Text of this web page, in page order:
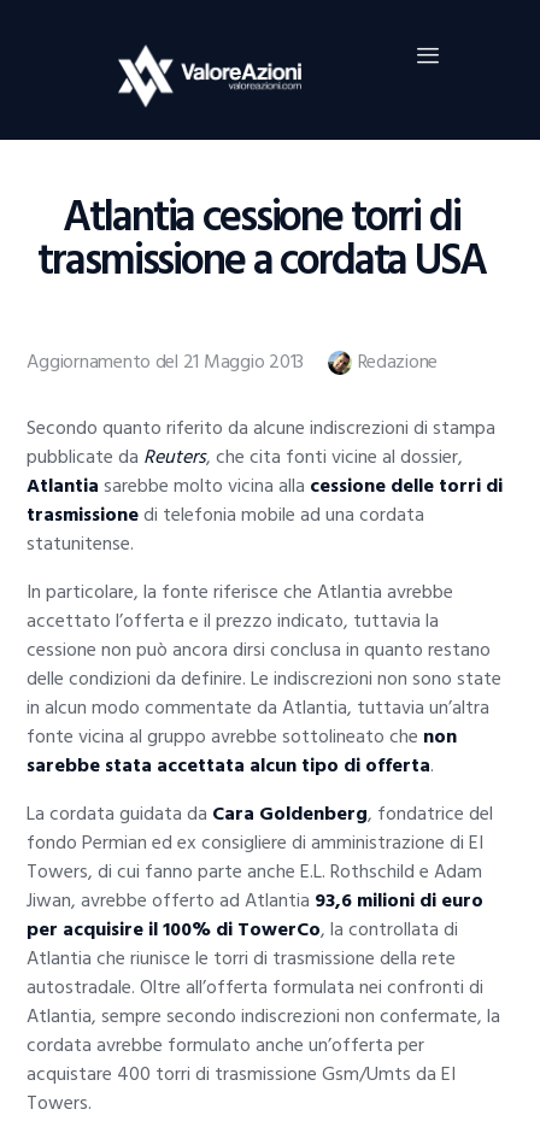
Atlantia cessione torri di
trasmissione a cordata USA
Home
Investimenti
Borsa
Guide Al Trading
Criptovalute
Aggiornamento del 21 Maggio 2013 Redazione
Secondo quanto riferito da alcune indiscrezioni di stampa
pubblicate da Reuters, che cita fonti vicine al dossier,
Atlantiasarebbe molto vicina alla cessione delle torri di
trasmissionedi telefonia mobile ad una cordata
statunitense.
In particolare, la fonte riferisce che Atlantia avrebbe
accettato l’offerta e il prezzo indicato, tuttavia la
cessione non può ancora dirsi conclusa in quanto restano
delle condizioni da definire. Le indiscrezioni non sono state
in alcun modo commentate da Atlantia, tuttavia un’altra
fonte vicina al gruppo avrebbe sottolineato che non
sarebbe stata accettata alcun tipo di offerta.
La cordata guidata da Cara Goldenberg, fondatrice del
fondo Permian ed ex consigliere di amministrazione di EI
Towers, di cui fanno parte anche E.L. Rothschild e Adam
Jiwan, avrebbe offerto ad Atlantia 93,6 milioni di euro
per acquisire il 100% di TowerCo, la controllata di
Atlantia che riunisce le torri di trasmissione della rete
autostradale. Oltre all’offerta formulata nei confronti di
Atlantia, sempre secondo indiscrezioni non confermate, la
cordata avrebbe formulato anche un’offerta per
acquistare 400 torri di trasmissione Gsm/Umts da EI
Towers.